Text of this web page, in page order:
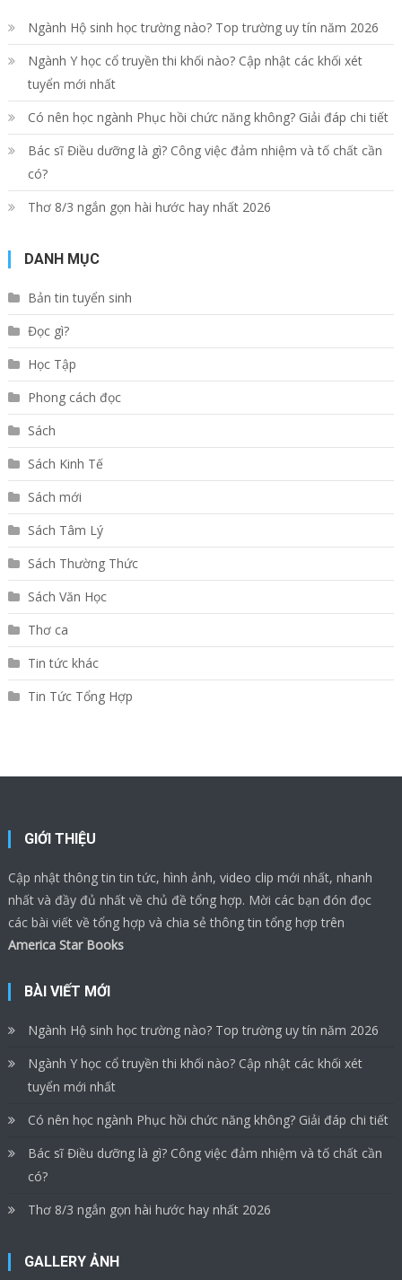
Ngành Hộ sinh học trường nào? Top trường uy tín năm 2026
Ngành Y học cổ truyền thi khối nào? Cập nhật các khối xét
tuyển mới nhất
Có nên học ngành Phục hồi chức năng không? Giải đáp chi tiết
Bác sĩ Điều dưỡng là gì? Công việc đảm nhiệm và tố chất cần
có?
Thơ 8/3 ngắn gọn hài hước hay nhất 2026
DANH MỤC
Bản tin tuyển sinh
Đọc gì?
Học Tập
Phong cách đọc
Sách
Sách Kinh Tế
Sách mới
Sách Tâm Lý
Sách Thường Thức
Sách Văn Học
Thơ ca
Tin tức khác
Tin Tức Tổng Hợp
GIỚI THIỆU
Cập nhật thông tin tin tức, hình ảnh, video clip mới nhất, nhanh
nhất và đầy đủ nhất về chủ đề tổng hợp. Mời các bạn đón đọc
các bài viết về tổng hợp và chia sẻ thông tin tổng hợp trên
America Star Books
BÀI VIẾT MỚI
Ngành Hộ sinh học trường nào? Top trường uy tín năm 2026
Ngành Y học cổ truyền thi khối nào? Cập nhật các khối xét
tuyển mới nhất
Có nên học ngành Phục hồi chức năng không? Giải đáp chi tiết
Bác sĩ Điều dưỡng là gì? Công việc đảm nhiệm và tố chất cần
có?
Thơ 8/3 ngắn gọn hài hước hay nhất 2026
GALLERY ẢNH